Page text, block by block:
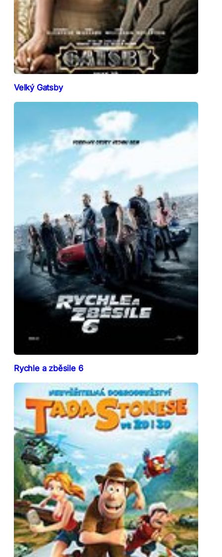
Velký Gatsby
Rychle a zběsile 6